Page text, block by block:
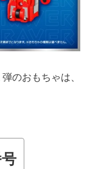
のおもちゃは、